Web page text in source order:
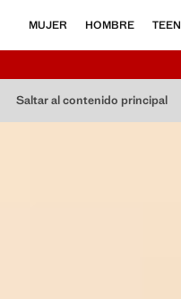
Saltar al contenido principal
MUJER HOMBRE TEEN